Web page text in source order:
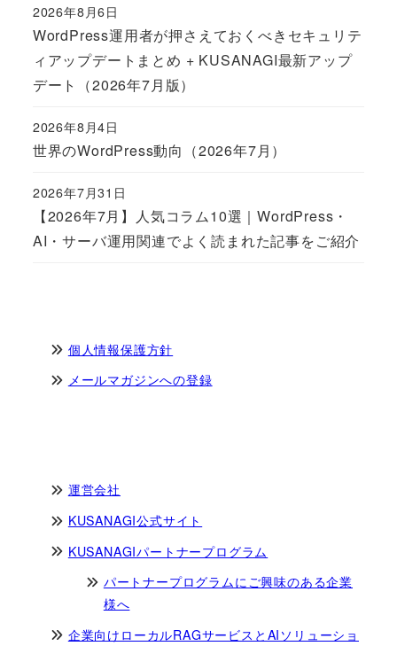
WordPress運用者が押さえておくべきセキュリテ
ィアップデートまとめ + KUSANAGI最新アップ
デート（2026年7月版）
Published
2026年8月6日
世界のWordPress動向（2026年7月）
Published
2026年8月4日
【2026年7月】人気コラム10選｜WordPress・
AI・サーバ運用関連でよく読まれた記事をご紹介
Published
2026年7月31日
個人情報保護方針
メールマガジンへの登録
運営会社
KUSANAGI公式サイト
KUSANAGIパートナープログラム
パートナープログラムにご興味のある企業
様へ
企業向けローカルRAGサービスとAIソリューショ